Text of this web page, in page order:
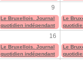
9
Le Bruxellois. Journal
quotidien indépendant
Le
16
Le Bruxellois. Journal
quotidien indépendant
Le